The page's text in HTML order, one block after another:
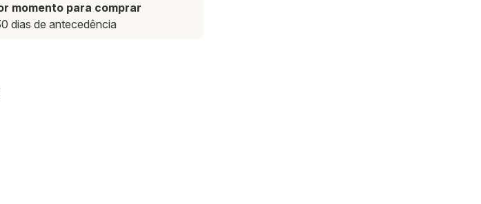
momento para comprar
dias de antecedência